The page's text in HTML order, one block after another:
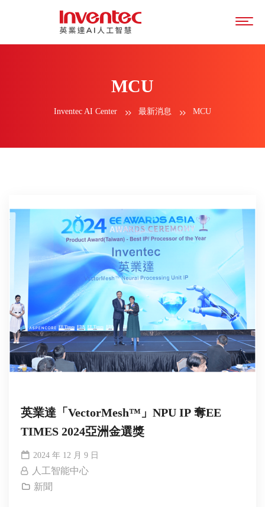
MCU
Inventec AI Center 最新消息 MCU
英業達「VectorMesh™」NPU IP 奪EE
TIMES 2024亞洲金選獎
2024 年 12 月 9 日
人工智能中心
新聞